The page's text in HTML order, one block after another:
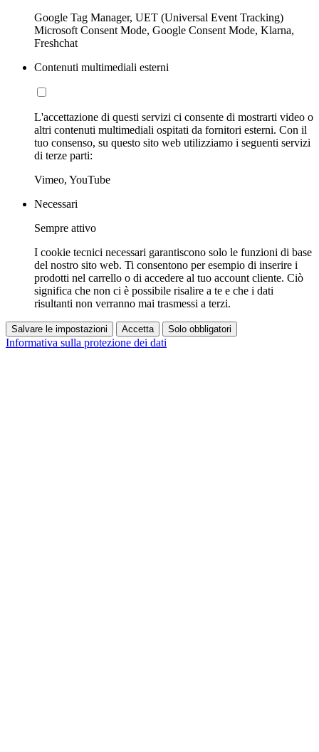
Google Tag Manager, UET (Universal Event Tracking)
Microsoft Consent Mode, Google Consent Mode, Klarna,
Freshchat
Contenuti multimediali esterni
L'accettazione di questi servizi ci consente di mostrarti video o
altri contenuti multimediali ospitati da fornitori esterni. Con il
tuo consenso, su questo sito web utilizziamo i seguenti servizi
di terze parti:
Vimeo, YouTube
Necessari
Sempre attivo
I cookie tecnici necessari garantiscono solo le funzioni di base
del nostro sito web. Ti consentono per esempio di inserire i
prodotti nel carrello o di accedere al tuo account cliente. Ciò
significa che non ci è possibile risalire a te e che i dati
risultanti non verranno mai trasmessi a terzi.
Salvare le impostazioni Accetta Solo obbligatori
Informativa sulla protezione dei dati